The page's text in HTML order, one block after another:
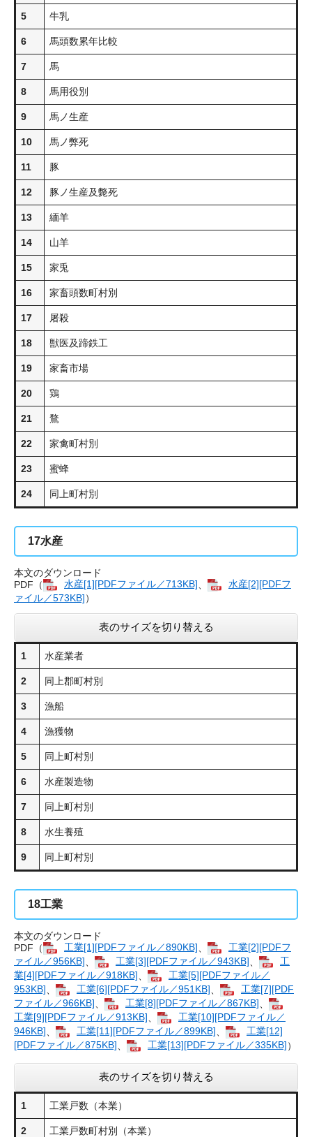
5 牛乳
6 馬頭数累年比較
7 馬
8 馬用役別
9 馬ノ生産
10 馬ノ弊死
11 豚
12 豚ノ生産及斃死
13 緬羊
14 山羊
15 家兎
16 家畜頭数町村別
17 屠殺
18 獣医及蹄鉄工
19 家畜市場
20 鶏
21 鶩
22 家禽町村別
23 蜜蜂
24 同上町村別
17水産
本文のダウンロード
PDF（
水産[1][PDFファイル／713KB]
水産[2][PDFフ
ァイル／573KB]）
表のサイズを切り替える
1 水産業者
2 同上郡町村別
3 漁船
4 漁獲物
5 同上町村別
6 水産製造物
7 同上町村別
8 水生養殖
9 同上町村別
18工業
本文のダウンロード
PDF（
工業[1][PDFファイル／890KB]
工業[2][PDFフ
ァイル／956KB]
工業[3][PDFファイル／943KB]
工
業[4][PDFファイル／918KB]
工業[5][PDFファイル／
953KB]
工業[6][PDFファイル／951KB]
工業[7][PDF
ファイル／966KB]
工業[8][PDFファイル／867KB]
工業[9][PDFファイル／913KB]
工業[10][PDFファイル／
946KB]
工業[11][PDFファイル／899KB]
工業[12]
[PDFファイル／875KB]
工業[13][PDFファイル／335KB]）
表のサイズを切り替える
1 工業戸数（本業）
2 工業戸数町村別（本業）